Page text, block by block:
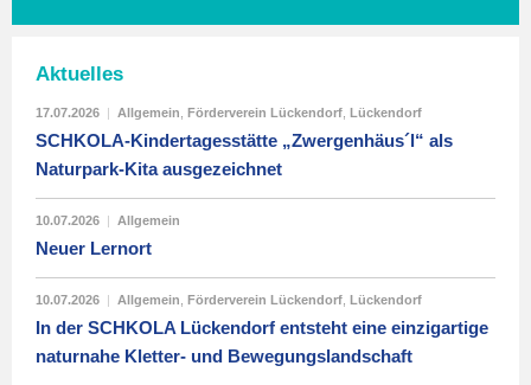
Aktuelles
17.07.2026 | Allgemein Förderverein Lückendorf Lückendorf
SCHKOLA-Kindertagesstätte „Zwergenhäus´l“ als
Naturpark-Kita ausgezeichnet
10.07.2026 | Allgemein
Neuer Lernort
10.07.2026 | Allgemein Förderverein Lückendorf Lückendorf
In der SCHKOLA Lückendorf entsteht eine einzigartige
naturnahe Kletter- und Bewegungslandschaft